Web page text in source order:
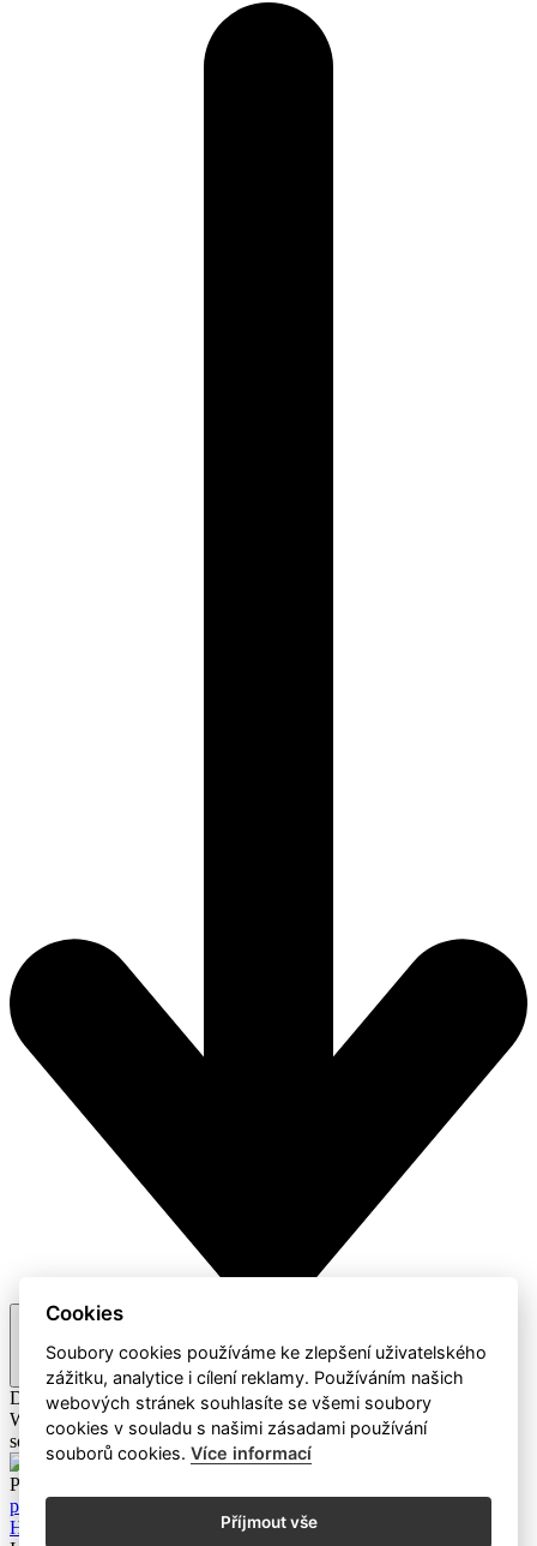
Doporučené
DoporučenéA-Z / Z-A Cena
Webaz
Profesionální dodavatel čisticích prostředků a hotelového
sortimentu
Produkty
program
Hotelový sortiment
Dávkovací systémy Úklidové stroje
Cookies
Soubory cookies používáme ke zlepšení uživatelského
zážitku, analytice i cílení reklamy. Používáním našich
webových stránek souhlasíte se všemi soubory
cookies v souladu s našimi zásadami používání
souborů cookies.Více informací
Příjmout vše